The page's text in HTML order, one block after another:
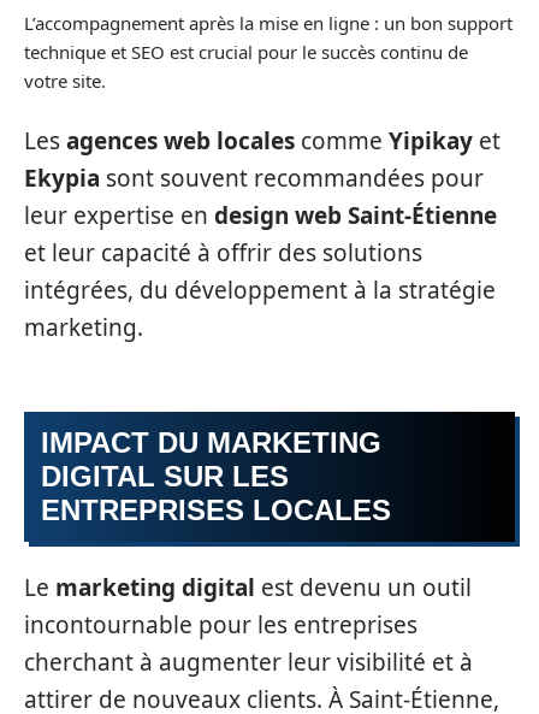
L’accompagnement après la mise en ligne : un bon support
technique et SEO est crucial pour le succès continu de
votre site.
Lesagences web locales comme Yipikay et
Ekypia sont souvent recommandées pour
leur expertise en design web Saint-Étienne
et leur capacité à offrir des solutions
intégrées, du développement à la stratégie
marketing.
IMPACT DU MARKETING
DIGITAL SUR LES
ENTREPRISES LOCALES
Le marketing digital est devenu un outil
incontournable pour les entreprises
cherchant à augmenter leur visibilité et à
attirer de nouveaux clients. À Saint-Étienne,